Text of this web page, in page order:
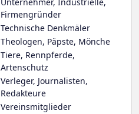
Firmengründer
Technische Denkmäler
Theologen, Päpste, Mönche
Tiere, Rennpferde,
Artenschutz
Verleger, Journalisten,
Redakteure
Vereinsmitglieder